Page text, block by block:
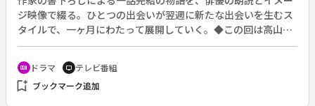
ジ映像で綴る。ひとつの出会いが翌週に新たな出会いを生むス
タイルで、一ヶ月にわたって展開していく。◆この回は高山な
おみ作・小日向文世朗読の第４回「懐かしいスープの匂い」。
recent_actors ドラマ tv テレビ番組
bookmark_add ブックマーク追加